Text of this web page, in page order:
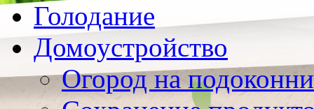
Голодание
Домоустройство
Огород на